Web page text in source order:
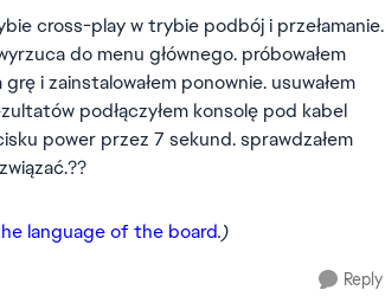
cross-play w trybie podbój i przełamanie.
do menu głównego. próbowałem
i zainstalowałem ponownie. usuwałem
podłączyłem konsolę pod kabel
power przez 7 sekund. sprawdzałem
language of the board.)
Reply